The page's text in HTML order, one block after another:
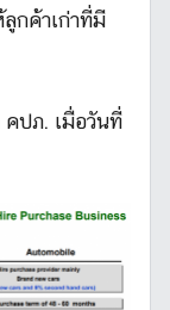
กค้าเก่าที่มี
ปภ. เมื่อวันที่